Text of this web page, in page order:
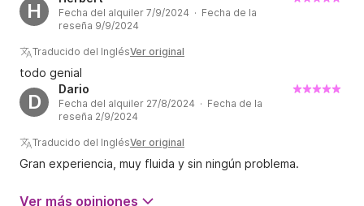
en perfecto estado y nos hizo pasar un rato maravilloso en
el agua. ¡Recomiendo encarecidamente a Dino y sus
barcos!
H
Fecha del alquiler 7/9/2024 · Fecha de la
reseña 9/9/2024
Traducido del InglésVer original
todo genial
D
Dario
Fecha del alquiler 27/8/2024 · Fecha de la
reseña 2/9/2024
Traducido del InglésVer original
Gran experiencia, muy fluida y sin ningún problema.
Ver más opiniones